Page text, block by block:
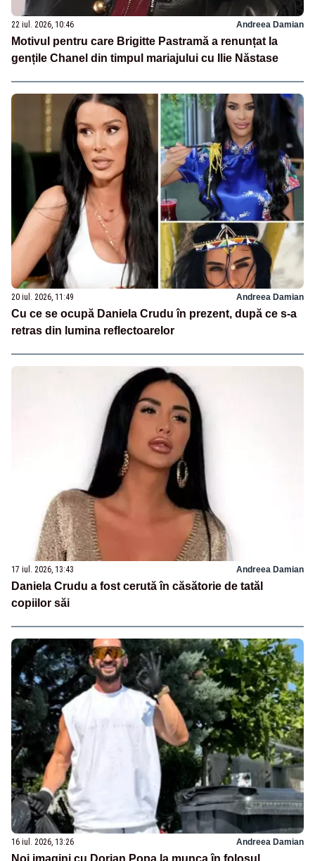
22 iul. 2026, 10:46 Andreea Damian
Motivul pentru care Brigitte Pastramă a renunțat la
gențile Chanel din timpul mariajului cu Ilie Năstase
20 iul. 2026, 11:49 Andreea Damian
Cu ce se ocupă Daniela Crudu în prezent, după ce s-a
retras din lumina reflectoarelor
17 iul. 2026, 13:43 Andreea Damian
Daniela Crudu a fost cerută în căsătorie de tatăl
copiilor săi
16 iul. 2026, 13:26 Andreea Damian
Noi imagini cu Dorian Popa la munca în folosul